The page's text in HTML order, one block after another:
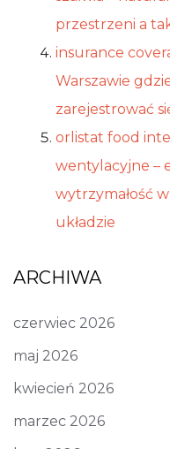
przestrzeni a
insurance
Warszawie
zarejestrować
orlistat food
wentylacyjne –
wytrzymałość
układzie
ARCHIWA
czerwiec 2026
maj 2026
kwiecień 2026
marzec 2026